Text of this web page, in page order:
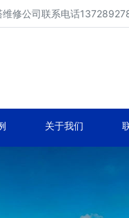
修公司联系电话
关于我们